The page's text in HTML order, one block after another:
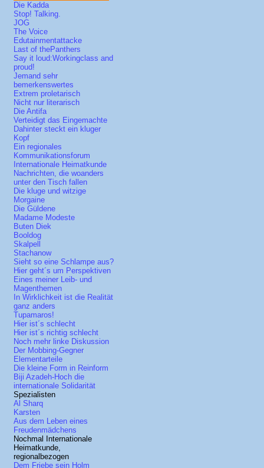
Die Kadda
Stop! Talking.
JOG
The Voice
Edutainmentattacke
Last of thePanthers
Say it loud:Workingclass and
proud!
Jemand sehr
bemerkenswertes
Extrem proletarisch
Nicht nur literarisch
Die Antifa
Verteidigt das Eingemachte
Dahinter steckt ein kluger
Kopf
Ein regionales
Kommunikationsforum
Internationale Heimatkunde
Nachrichten, die woanders
unter den Tisch fallen
Die kluge und witzige
Morgaine
Die Güldene
Madame Modeste
Buten Diek
Booldog
Skalpell
Stachanow
Sieht so eine Schlampe aus?
Hier geht´s um Perspektiven
Eines meiner Leib- und
Magenthemen
In Wirklichkeit ist die Realität
ganz anders
Tupamaros!
Hier ist´s schlecht
Hier ist´s richtig schlecht
Noch mehr linke Diskussion
Der Mobbing-Gegner
Elementarteile
Die kleine Form in Reinform
Biji Azadeh-Hoch die
internationale Solidarität
Spezialisten
Al Sharq
Karsten
Aus dem Leben eines
Freudenmädchens
Nochmal Internationale
Heimatkunde,
regionalbezogen
Dem Friebe sein Holm